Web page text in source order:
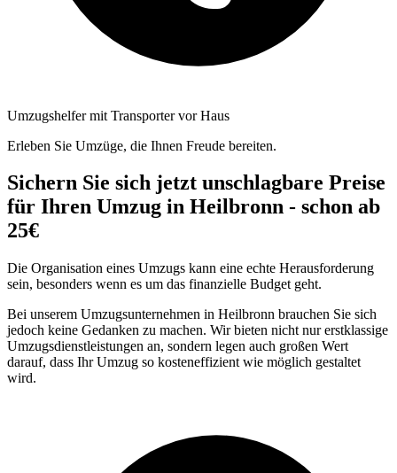
Umzugshelfer mit Transporter vor Haus
Erleben Sie Umzüge, die Ihnen Freude bereiten.
Sichern Sie sich jetzt unschlagbare Preise
für Ihren Umzug in Heilbronn - schon ab
25€
Die Organisation eines Umzugs kann eine echte Herausforderung
sein, besonders wenn es um das finanzielle Budget geht.
Bei unserem Umzugsunternehmen in Heilbronn brauchen Sie sich
jedoch keine Gedanken zu machen. Wir bieten nicht nur erstklassige
Umzugsdienstleistungen an, sondern legen auch großen Wert
darauf, dass Ihr Umzug so kosteneffizient wie möglich gestaltet
wird.